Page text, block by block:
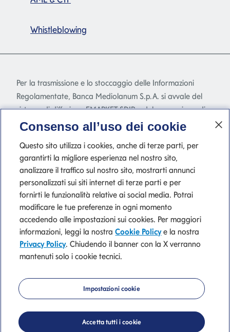
Whistleblowing
Per la trasmissione e lo stoccaggio delle Informazioni
Regolamentate, Banca Mediolanum S.p.A. si avvale del
sistema di diffusione EMARKET SDIR e del meccanismo di
stoccaggio EMARKET Storage disponibile
Teleborsa S.r.l. - con sede Piazza di Priscilla, 4 - Roma - a
seguito dell'autorizzazione e delle delibere CONSOB n.
22517 e 22518 del 23 novembre 2022.
P. IVA 10540610960 del Gruppo IVA Banca Mediolanum
Consenso all’uso dei cookie
Questo sito utilizza i cookies, anche di terze parti, per
garantirti la migliore esperienza nel nostro sito,
analizzare il traffico sul nostro sito, mostrarti annunci
personalizzati sui siti internet di terze parti e per
fornirti le funzionalità relative ai social media. Potrai
modificare le tue preferenze in ogni momento
accedendo alle impostazioni sui cookies. Per maggiori
informazioni, leggi la nostraCookie Policye la nostra
Privacy Policy. Chiudendo il banner con la X verranno
mantenuti solo i cookie tecnici.
Impostazioni cookie
Accetta tutti i cookie